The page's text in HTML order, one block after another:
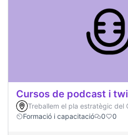
Cursos de podcast i
Treballem el pla estratègic del
Formació i capacitació
0 0